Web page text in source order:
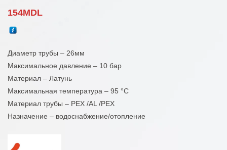
154MDL
Диаметр трубы – 26мм
Максимальное давление – 10 бар
Материал – Латунь
Максимальная температура – 95 °С
Материал трубы – PEX /AL /PEX
Назначение – водоснабжение/отопление